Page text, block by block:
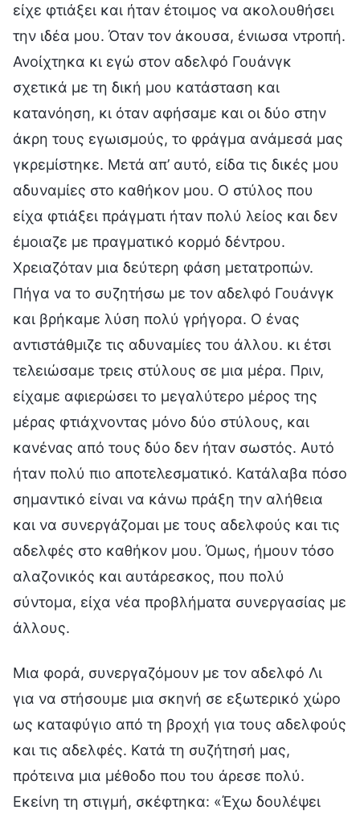
είχε φτιάξει και ήταν έτοιμος να ακολουθήσει
την ιδέα μου. Όταν τον άκουσα, ένιωσα ντροπή.
Ανοίχτηκα κι εγώ στον αδελφό Γουάνγκ
σχετικά με τη δική μου κατάσταση και
κατανόηση, κι όταν αφήσαμε και οι δύο στην
άκρη τους εγωισμούς, το φράγμα ανάμεσά μας
γκρεμίστηκε. Μετά απ’ αυτό, είδα τις δικές μου
αδυναμίες στο καθήκον μου. Ο στύλος που
είχα φτιάξει πράγματι ήταν πολύ λείος και δεν
έμοιαζε με πραγματικό κορμό δέντρου.
Χρειαζόταν μια δεύτερη φάση μετατροπών.
Πήγα να το συζητήσω με τον αδελφό Γουάνγκ
και βρήκαμε λύση πολύ γρήγορα. Ο ένας
αντιστάθμιζε τις αδυναμίες του άλλου. κι έτσι
τελειώσαμε τρεις στύλους σε μια μέρα. Πριν,
είχαμε αφιερώσει το μεγαλύτερο μέρος της
μέρας φτιάχνοντας μόνο δύο στύλους, και
κανένας από τους δύο δεν ήταν σωστός. Αυτό
ήταν πολύ πιο αποτελεσματικό. Κατάλαβα πόσο
σημαντικό είναι να κάνω πράξη την αλήθεια
και να συνεργάζομαι με τους αδελφούς και τις
αδελφές στο καθήκον μου. Όμως, ήμουν τόσο
αλαζονικός και αυτάρεσκος, που πολύ
σύντομα, είχα νέα προβλήματα συνεργασίας με
άλλους.
Μια φορά, συνεργαζόμουν με τον αδελφό Λι
για να στήσουμε μια σκηνή σε εξωτερικό χώρο
ως καταφύγιο από τη βροχή για τους αδελφούς
και τις αδελφές. Κατά τη συζήτησή μας,
πρότεινα μια μέθοδο που του άρεσε πολύ.
Εκείνη τη στιγμή, σκέφτηκα: «Έχω δουλέψει